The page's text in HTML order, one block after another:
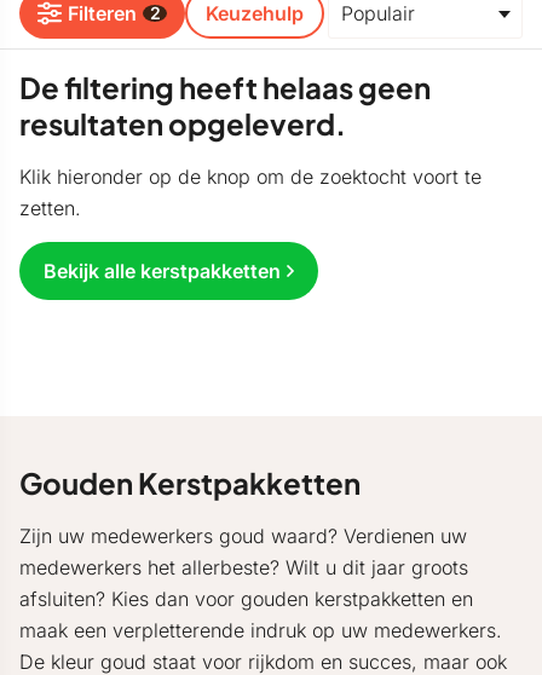
Filteren 2 Keuzehulp
De filtering heeft helaas geen
resultaten opgeleverd.
Klik hieronder op de knop om de zoektocht voort te
zetten.
Bekijk alle kerstpakketten
Gouden Kerstpakketten
Zijn uw medewerkers goud waard? Verdienen uw
medewerkers het allerbeste? Wilt u dit jaar groots
afsluiten? Kies dan voor gouden kerstpakketten en
maak een verpletterende indruk op uw medewerkers.
De kleur goud staat voor rijkdom en succes, maar ook